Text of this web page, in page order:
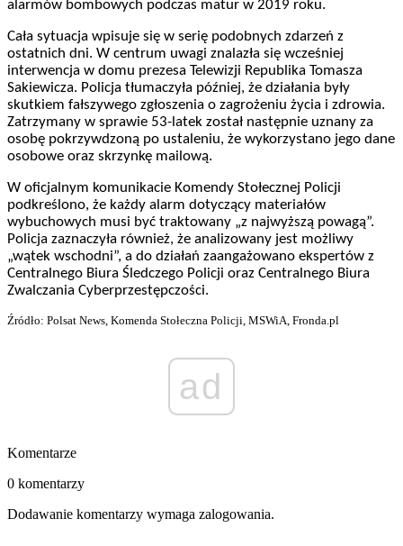
alarmów bombowych podczas matur w 2019 roku.
Cała sytuacja wpisuje się w serię podobnych zdarzeń z
ostatnich dni. W centrum uwagi znalazła się wcześniej
interwencja w domu prezesa Telewizji Republika Tomasza
Sakiewicza. Policja tłumaczyła później, że działania były
skutkiem fałszywego zgłoszenia o zagrożeniu życia i zdrowia.
Zatrzymany w sprawie 53-latek został następnie uznany za
osobę pokrzywdzoną po ustaleniu, że wykorzystano jego dane
osobowe oraz skrzynkę mailową.
W oficjalnym komunikacie Komendy Stołecznej Policji
podkreślono, że każdy alarm dotyczący materiałów
wybuchowych musi być traktowany „z najwyższą powagą”.
Policja zaznaczyła również, że analizowany jest możliwy
„wątek wschodni”, a do działań zaangażowano ekspertów z
Centralnego Biura Śledczego Policji oraz Centralnego Biura
Zwalczania Cyberprzestępczości.
Źródło: Polsat News, Komenda Stołeczna Policji, MSWiA, Fronda.pl
ad
Komentarze
0 komentarzy
Dodawanie komentarzy wymaga zalogowania.